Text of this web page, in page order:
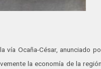
vía Ocaña-César, anunciado
la economía de la región,